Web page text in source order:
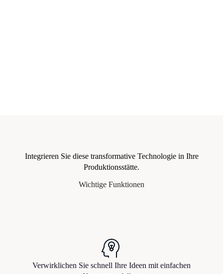
Integrieren Sie diese transformative Technologie in Ihre
Produktionsstätte.
Wichtige Funktionen
Verwirklichen Sie schnell Ihre Ideen mit einfachen